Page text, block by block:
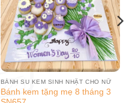
BÁNH SU KEM SINH NHẬT CHO NỮ
Bánh kem tặng mẹ 8 tháng 3